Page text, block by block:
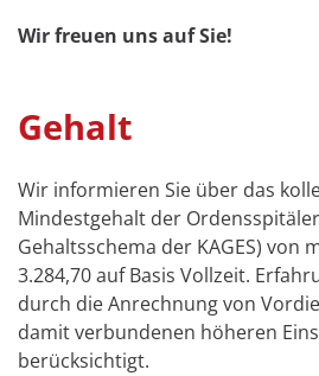
Wir freuen uns auf Sie!
Gehalt
Wir informieren Sie über das
Mindestgehalt der
Gehaltsschema der KAGES) von
3.284,70 auf Basis Vollzeit.
durch die Anrechnung von
damit verbundenen höheren
berücksichtigt.